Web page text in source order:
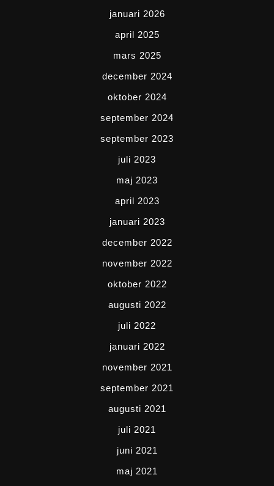
januari 2026
april 2025
mars 2025
december 2024
oktober 2024
september 2024
september 2023
juli 2023
maj 2023
april 2023
januari 2023
december 2022
november 2022
oktober 2022
augusti 2022
juli 2022
januari 2022
november 2021
september 2021
augusti 2021
juli 2021
juni 2021
maj 2021